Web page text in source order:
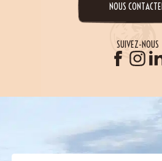
NOUS
SUIVEZ-NOUS